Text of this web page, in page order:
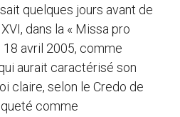
quelques jours avant de
dans la « Missa pro
avril 2005, comme
aurait caractérisé son
claire, selon le Credo de
comme